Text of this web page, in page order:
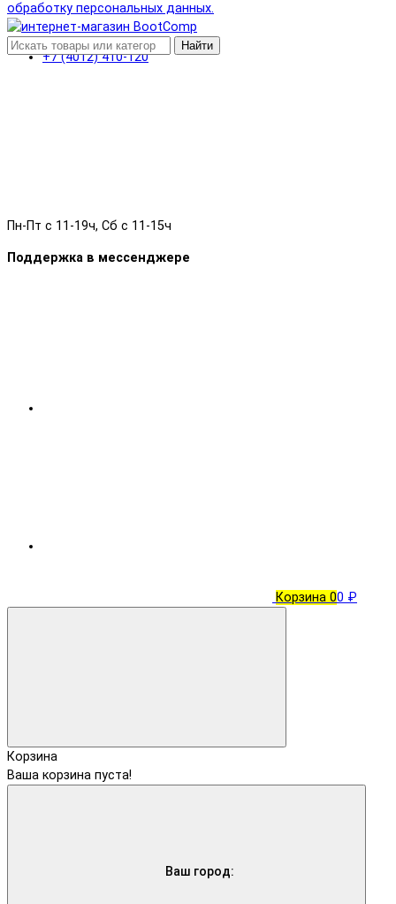
+7 (4012) 410-120
Пн-Пт с 11-19ч, Сб с 11-15ч
Поддержка в мессенджере
Ваш город:
обработку персональных данных.
Найти
Корзина 00 ₽
Корзина
Ваша корзина пуста!